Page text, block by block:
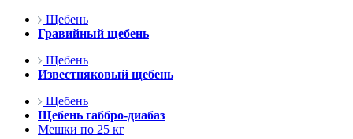
Щебень
Гравийный щебень
Щебень
Известняковый щебень
Щебень
Щебень габбро-диабаз
Мешки по 25 кг